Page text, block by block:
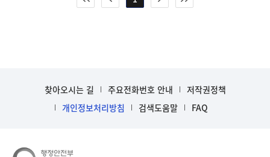
찾아오시는 길 주요전화번호 안내
저작권정책
개인정보처리방침
검색도움말 FAQ